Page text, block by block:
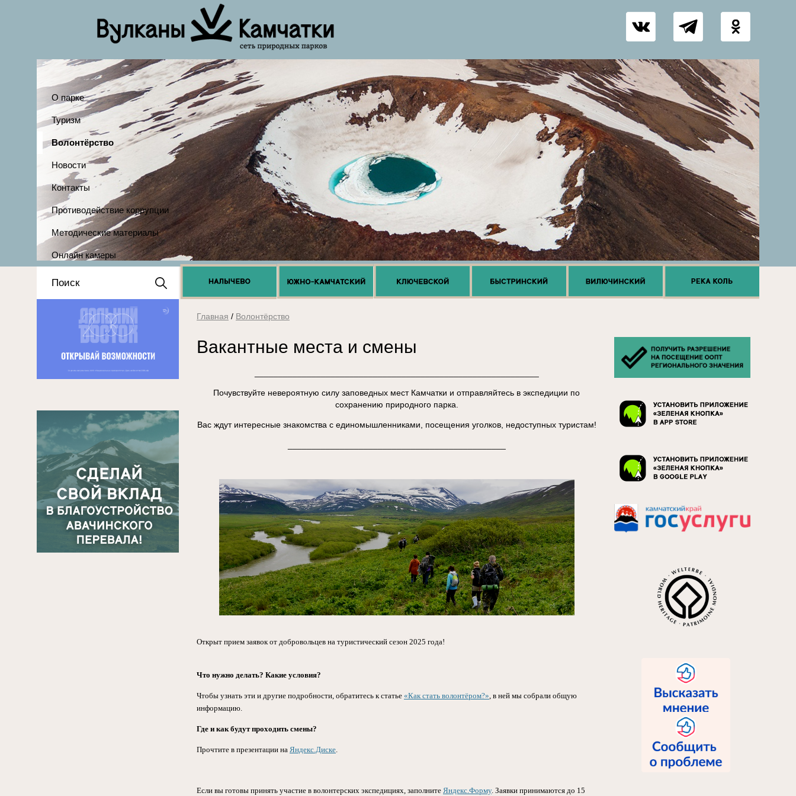
О парке
Туризм
Волонтёрство
Новости
Контакты
Противодействие коррупции
Методические материалы
Онлайн камеры
Положение о выдаче
разрешений 2025
Главная / Волонтёрство
Вакантные места и смены
Почувствуйте невероятную силу заповедных мест Камчатки и отправляйтесь в экспедиции по
сохранению природного парка.
Вас ждут интересные знакомства с единомышленниками, посещения уголков, недоступных туристам!
Открыт прием заявок от добровольцев на туристический сезон 2025 года!
⁣Что нужно делать? Какие условия?
Чтобы узнать эти и другие подробности, обратитесь к статье «Как стать волонтёром?», в ней мы собрали общую
информацию.
Где и как будут проходить смены?
Прочтите в презентации на Яндекс.Диске.⁣
Если вы готовы принять участие в волонтерских экспедициях, заполните Яндекс.Форму. Заявки принимаются до 15